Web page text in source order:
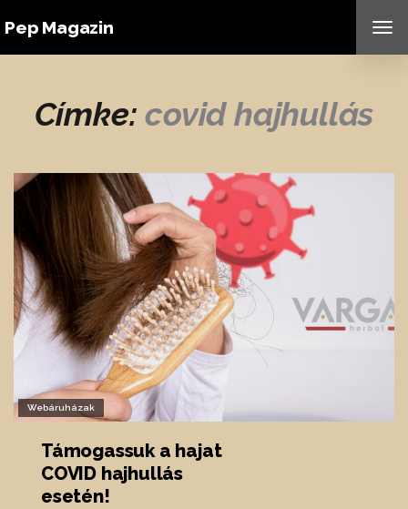
Pep Magazin
Címke:covid hajhullás
Webáruházak
Támogassuk a hajat
COVID hajhullás
esetén!